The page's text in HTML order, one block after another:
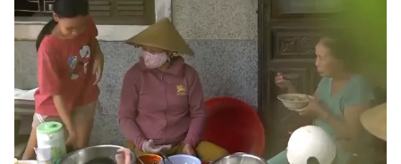
Emagazine Podcast
Photo Infographic
Video Shorts video